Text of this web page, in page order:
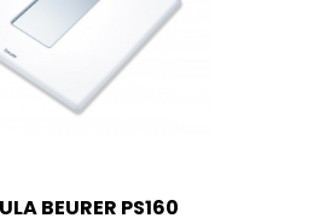
BEURER PS160